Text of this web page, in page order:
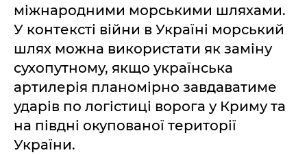
міжнародними морськими шляхами.
У контексті війни в Україні морський
шлях можна використати як заміну
сухопутному, якщо українська
артилерія планомірно завдаватиме
ударів по логістиці ворога у Криму та
на півдні окупованої території
України.